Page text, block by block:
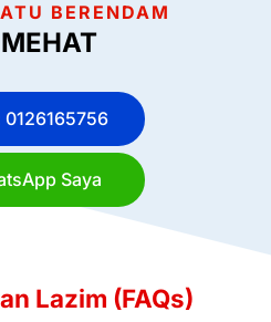
BERENDAM
0126165756
Saya
Lazim (FAQs)